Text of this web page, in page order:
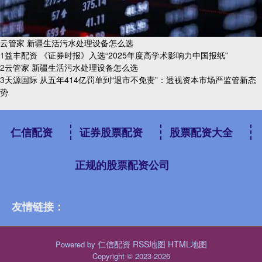
云管家 新疆生活污水处理设备怎么选
1​益丰配资 《证券时报》入选“2025年度高学术影响力中国报纸”
2​云管家 新疆生活污水处理设备怎么选
3​天源国际 从五年414亿罚单到“退市不免责”：透视资本市场严监管新态
势
仁信配资 证券股票配资 股票配资大全
正规的股票配资公司
友情链接：
Powered by 仁信配资 RSS地图 HTML地图
Copyright © 2023-2026